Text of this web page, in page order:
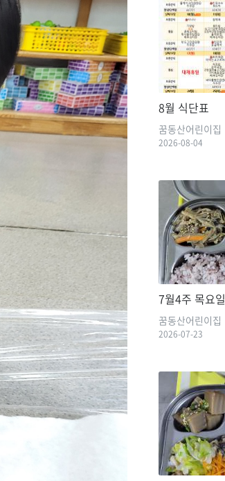
8월 식단표
꿈동산어린이집
2026-08-04
7월4주 목요일
꿈동산어린이집
2026-07-23